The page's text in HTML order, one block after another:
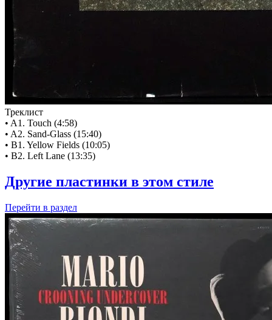
Треклист
• A1. Touch (4:58)
• A2. Sand-Glass (15:40)
• B1. Yellow Fields (10:05)
• B2. Left Lane (13:35)
Другие пластинки в этом стиле
Перейти в раздел